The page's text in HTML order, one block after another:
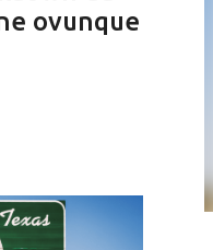
ovunque